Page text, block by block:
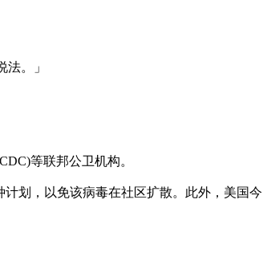
法。」
等联邦公卫机构。
划，以免该病毒在社区扩散。此外，美国今